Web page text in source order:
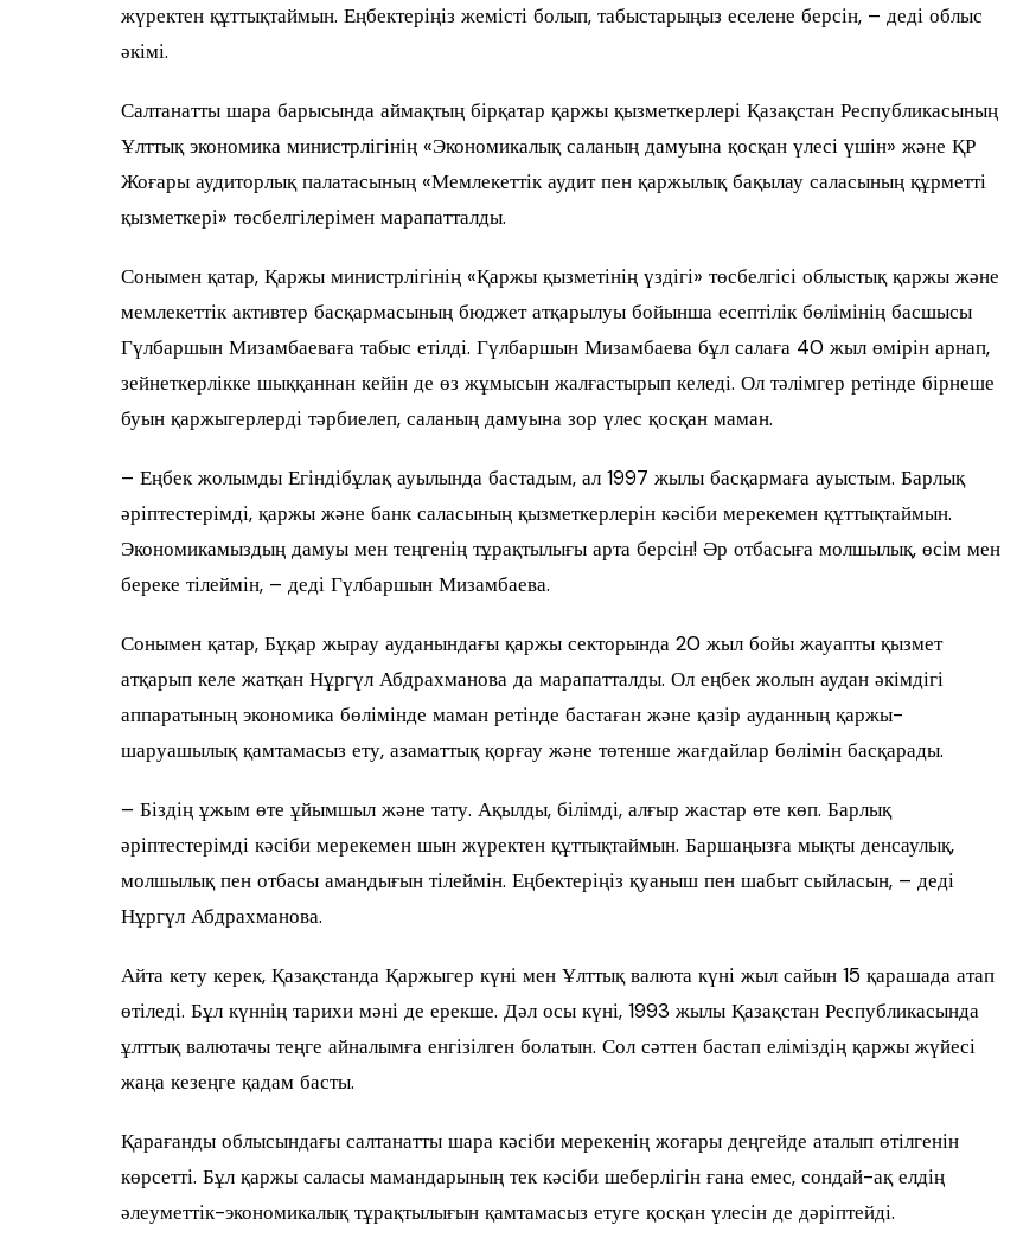
жүректен құттықтаймын. Еңбектеріңіз жемісті болып, табыстарыңыз еселене берсін, – деді облыс
әкімі.
Салтанатты шара барысында аймақтың бірқатар қаржы қызметкерлері Қазақстан Республикасының
Ұлттық экономика министрлігінің «Экономикалық саланың дамуына қосқан үлесі үшін» және ҚР
Жоғары аудиторлық палатасының «Мемлекеттік аудит пен қаржылық бақылау саласының құрметті
қызметкері» төсбелгілерімен марапатталды.
Сонымен қатар, Қаржы министрлігінің «Қаржы қызметінің үздігі» төсбелгісі облыстық қаржы және
мемлекеттік активтер басқармасының бюджет атқарылуы бойынша есептілік бөлімінің басшысы
Гүлбаршын Мизамбаеваға табыс етілді. Гүлбаршын Мизамбаева бұл салаға 40 жыл өмірін арнап,
зейнеткерлікке шыққаннан кейін де өз жұмысын жалғастырып келеді. Ол тәлімгер ретінде бірнеше
буын қаржыгерлерді тәрбиелеп, саланың дамуына зор үлес қосқан маман.
– Еңбек жолымды Егіндібұлақ ауылында бастадым, ал 1997 жылы басқармаға ауыстым. Барлық
әріптестерімді, қаржы және банк саласының қызметкерлерін кәсіби мерекемен құттықтаймын.
Экономикамыздың дамуы мен теңгенің тұрақтылығы арта берсін! Әр отбасыға молшылық, өсім мен
береке тілеймін, – деді Гүлбаршын Мизамбаева.
Сонымен қатар, Бұқар жырау ауданындағы қаржы секторында 20 жыл бойы жауапты қызмет
атқарып келе жатқан Нұргүл Абдрахманова да марапатталды. Ол еңбек жолын аудан әкімдігі
аппаратының экономика бөлімінде маман ретінде бастаған және қазір ауданның қаржы-
шаруашылық қамтамасыз ету, азаматтық қорғау және төтенше жағдайлар бөлімін басқарады.
– Біздің ұжым өте ұйымшыл және тату. Ақылды, білімді, алғыр жастар өте көп. Барлық
әріптестерімді кәсіби мерекемен шын жүректен құттықтаймын. Баршаңызға мықты денсаулық,
молшылық пен отбасы амандығын тілеймін. Еңбектеріңіз қуаныш пен шабыт сыйласын, – деді
Нұргүл Абдрахманова.
Айта кету керек, Қазақстанда Қаржыгер күні мен Ұлттық валюта күні жыл сайын 15 қарашада атап
өтіледі. Бұл күннің тарихи мәні де ерекше. Дәл осы күні, 1993 жылы Қазақстан Республикасында
ұлттық валютачы теңге айналымға енгізілген болатын. Сол сәттен бастап еліміздің қаржы жүйесі
жаңа кезеңге қадам басты.
Қарағанды облысындағы салтанатты шара кәсіби мерекенің жоғары деңгейде аталып өтілгенін
көрсетті. Бұл қаржы саласы мамандарының тек кәсіби шеберлігін ғана емес, сондай-ақ елдің
әлеуметтік-экономикалық тұрақтылығын қамтамасыз етуге қосқан үлесін де дәріптейді.